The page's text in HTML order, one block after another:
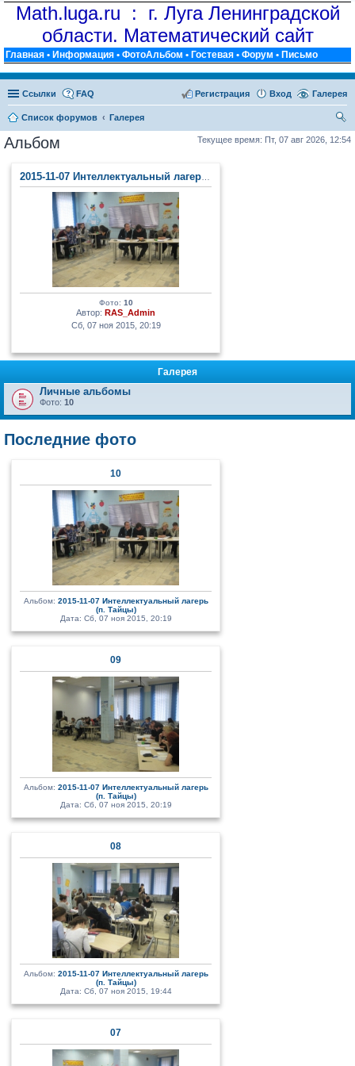
Math.luga.ru : г. Луга Ленинградской
области. Математический сайт
Главная • Информация • ФотоАльбом • Гостевая • Форум • Письмо
Ссылки Галерея
FAQ Вход
Регистрация
Список форумов
Галерея
ои
Текущее время: Пт, 07 авг 2026, 12:54
Альбом
2015-11-07 Интеллектуальный лагерь (п. Тайцы)
Фото: 10
Автор: RAS_Admin
Сб, 07 ноя 2015, 20:19
Галерея
Личные альбомы
Фото: 10
Последние фото
10
Альбом: 2015-11-07 Интеллектуальный лагерь
(п. Тайцы)
Дата: Сб, 07 ноя 2015, 20:19
09
Альбом: 2015-11-07 Интеллектуальный лагерь
(п. Тайцы)
Дата: Сб, 07 ноя 2015, 20:19
08
Альбом: 2015-11-07 Интеллектуальный лагерь
(п. Тайцы)
Дата: Сб, 07 ноя 2015, 19:44
07